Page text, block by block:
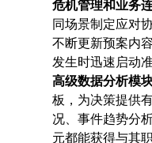
危机管理和业务
同场景制定应对
不断更新预案内
发生时迅速启动
高级数据分析模块
板，为决策提供
况、事件趋势分
元都能获得与其